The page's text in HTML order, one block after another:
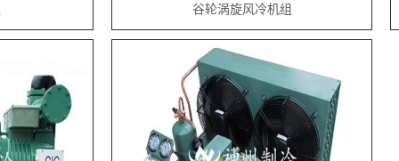
谷轮涡旋风冷机组